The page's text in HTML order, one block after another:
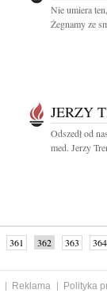
Nie umiera
Żegnamy ze
JERZY
Odszedł od
med. Jerzy
361 362 363
364
Reklama
Polityka